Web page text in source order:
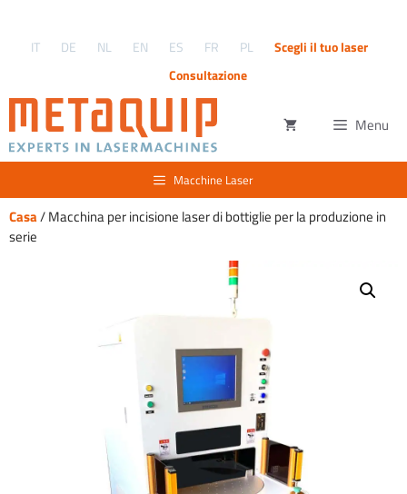
contenuto
IT DE NL EN ES FR PL
Scegli il tuo laser
Consultazione
Menu
Macchine Laser
Casa/ Macchina per incisione laser di bottiglie per la produzione in
serie